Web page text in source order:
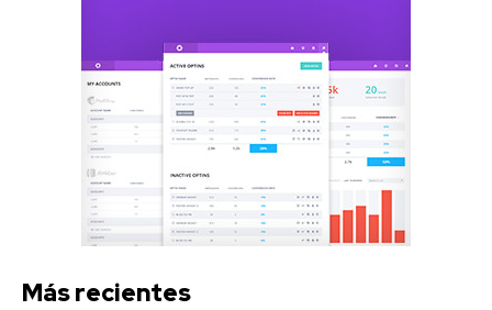
Más recientes